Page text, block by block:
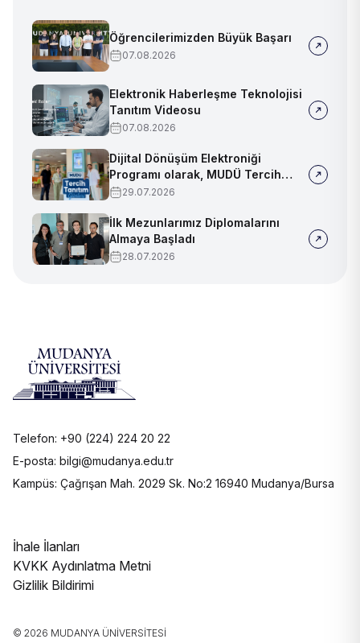
Öğrencilerimizden Büyük Başarı
07.08.2026
Elektronik Haberleşme Teknolojisi
Tanıtım Videosu
07.08.2026
Dijital Dönüşüm Elektroniği
Programı olarak, MUDÜ Tercih
Tanıtım Günleri'nde biz de
29.07.2026
İlk Mezunlarımız Diplomalarını
Almaya Başladı
28.07.2026
Telefon: +90 (224) 224 20 22
E-posta: bilgi@mudanya.edu.tr
Kampüs: Çağrışan Mah. 2029 Sk. No:2 16940 Mudanya/Bursa
İhale İlanları
KVKK Aydınlatma Metni
Gizlilik Bildirimi
© 2026 MUDANYA ÜNIVERSITESI